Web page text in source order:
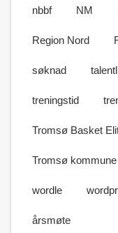
nbbf NM
Region Nord
søknad
treningstid
Tromsø Basket
Tromsø kommune
wordle
årsmøte